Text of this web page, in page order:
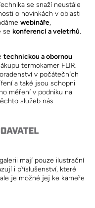
se snaží neustále
o novinkách v oblasti
webináře,
se konferencí a veletrhů.
technickou a obornou
termokamer FLIR.
v počátečních
a také jsou schopni
měření v podniku na
služeb nás
mají pouze ilustrační
i příslušenství, které
je možné jej ke kameře